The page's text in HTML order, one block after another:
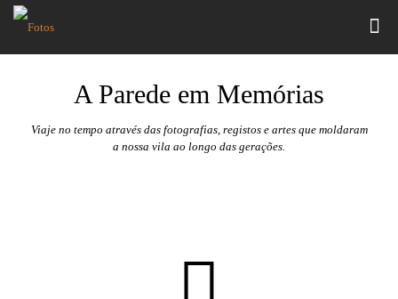
A Parede em Memórias
Viaje no tempo através das fotografias, registos e artes que moldaram
a nossa vila ao longo das gerações.